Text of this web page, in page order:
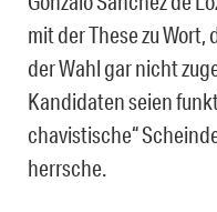
mit der These zu
der Wahl gar nicht
Kandidaten seien
chavistische“
herrsche.